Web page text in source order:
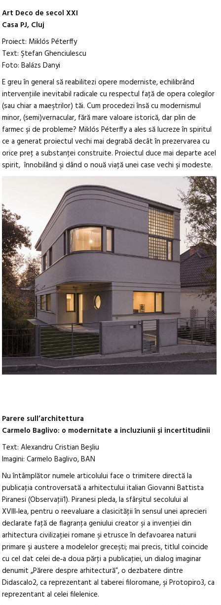
Art Deco de secol XXI
Casa PJ, Cluj
Proiect: Miklós Péterffy
Text: Ştefan Ghenciulescu
Foto: Balázs Danyi
E greu în general să reabilitezi opere moderniste, echilibrând
intervenţiile inevitabil radicale cu respectul faţă de opera colegilor
(sau chiar a maeştrilor) tăi. Cum procedezi însă cu modernismul
minor, (semi)vernacular, fără mare valoare istorică, dar plin de
farmec şi de probleme? Miklós Péterffy a ales să lucreze în spiritul
ce a generat proiectul vechi mai degrabă decât în prezervarea cu
orice preţ a substanţei construite. Proiectul duce mai departe acel
spirit, înnobilând şi dând o nouă viaţă unei case vechi şi modeste.
Parere sull’architettura
Carmelo Baglivo: o modernitate a incluziunii şi incertitudinii
Text: Alexandru Cristian Beşliu
Imagini: Carmelo Baglivo, BAN
Nu întâmplător numele articolului face o trimitere directă la
publicaţia controversată a arhitectului italian Giovanni Battista
Piranesi (Observaţii1). Piranesi pleda, la sfârşitul secolului al
XVIII‑lea, pentru o reevaluare a clasicităţii în sensul unei aprecieri
declarate faţă de flagranţa geniului creator şi a invenţiei din
arhitectura civilizaţiei romane şi etrusce în defavoarea naturii
primare şi austere a modelelor greceşti; mai precis, titlul coincide
cu cel dat celei de‑a doua părţi a publicaţiei, un dialog imaginar
denumit „Părere despre arhitectură”, o dezbatere dintre
Didascalo2, ca reprezentant al taberei filoromane, şi Protopiro3, ca
reprezentant al celei filelenice.